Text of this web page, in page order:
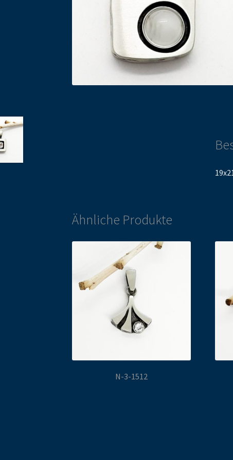
Ähnliche Produkte
N-3-1512